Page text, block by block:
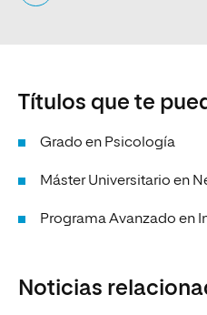
Títulos que te
Grado en Psicología
Máster Universitario en
Programa Avanzado en
Noticias